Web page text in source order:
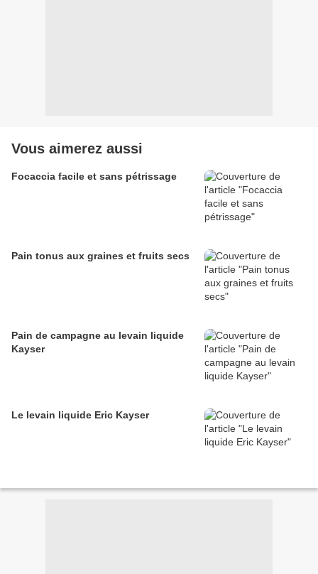
Vous aimerez aussi
Focaccia facile et sans pétrissage
Pain tonus aux graines et fruits secs
Pain de campagne au levain liquide
Kayser
Le levain liquide Eric Kayser